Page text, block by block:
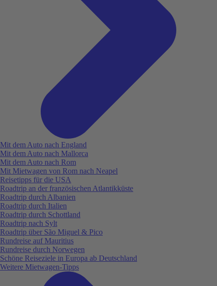
Mit dem Auto nach England
Mit dem Auto nach Mallorca
Mit dem Auto nach Rom
Mit Mietwagen von Rom nach Neapel
Reisetipps für die USA
Roadtrip an der französischen Atlantikküste
Roadtrip durch Albanien
Roadtrip durch Italien
Roadtrip durch Schottland
Roadtrip nach Sylt
Roadtrip über São Miguel & Pico
Rundreise auf Mauritius
Rundreise durch Norwegen
Schöne Reiseziele in Europa ab Deutschland
Weitere Mietwagen-Tipps